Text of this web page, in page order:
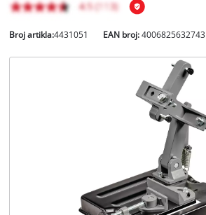
Broj artikla:4431051 EAN broj:4006825632743